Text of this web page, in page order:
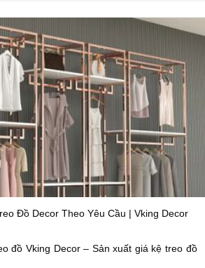
Đồ Decor Theo Yêu Cầu | Vking Decor
đồ Vking Decor – Sản xuất giá kệ treo đồ